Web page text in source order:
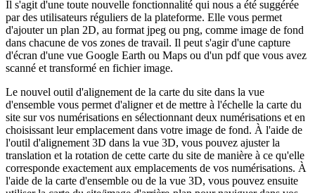
Il s'agit d'une toute nouvelle fonctionnalité qui nous a été suggérée
par des utilisateurs réguliers de la plateforme. Elle vous permet
d'ajouter un plan 2D, au format jpeg ou png, comme image de fond
dans chacune de vos zones de travail. Il peut s'agir d'une capture
d'écran d'une vue Google Earth ou Maps ou d'un pdf que vous avez
scanné et transformé en fichier image.
Le nouvel outil d'alignement de la carte du site dans la vue
d'ensemble vous permet d'aligner et de mettre à l'échelle la carte du
site sur vos numérisations en sélectionnant deux numérisations et en
choisissant leur emplacement dans votre image de fond. À l'aide de
l'outil d'alignement 3D dans la vue 3D, vous pouvez ajuster la
translation et la rotation de cette carte du site de manière à ce qu'elle
corresponde exactement aux emplacements de vos numérisations. À
l'aide de la carte d'ensemble ou de la vue 3D, vous pouvez ensuite